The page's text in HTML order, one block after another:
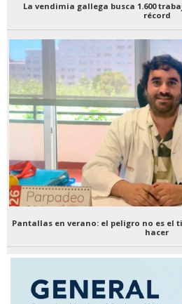
La vendimia gallega busca 1.600
récord
Pantallas en verano: el peligro no es el
hacer